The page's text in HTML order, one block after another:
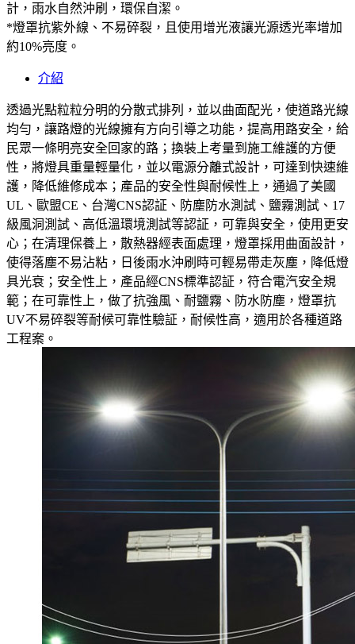
計，雨水自然沖刷，環保自潔。
*燈罩抗紫外線、不易碎裂，且使用增光液讓光源透光率增加
約10%亮度。
介紹
透過光點粒粒分明的分散式排列，並以曲面配光，使道路光線
均勻，讓路燈的光線擁有方向引導之功能，提高用路安全，給
民眾一條明亮安全回家的路；換裝上考量到施工維護的方便
性，將燈具重量輕量化，並以電源分離式設計，可達到快速維
護，降低維修成本；產品的安全性與耐候性上，通過了美國
UL、歐盟CE、台灣CNS認証、防塵防水測試、鹽霧測試、17
級風洞測試、高低溫環境測試等認証，可靠與安全，使用更安
心；在清理保養上，散熱器經表面處理，燈罩採用曲面設計，
使得落塵不易沾粘，日後雨水沖刷時可輕易帶走灰塵，降低燈
具光衰；安全性上，產品經CNS標準認証，符合電汽安全規
範；在可靠性上，做了抗強風、耐鹽霧、防水防塵，燈罩抗
UV不易碎裂等耐候可靠性驗証，耐候性高，適用於各種道路
工程案。